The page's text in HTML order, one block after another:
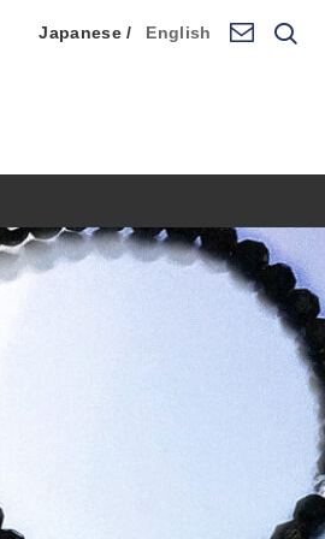
Japanese / English